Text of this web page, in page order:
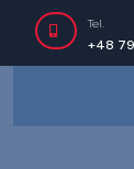
+48
Tel.